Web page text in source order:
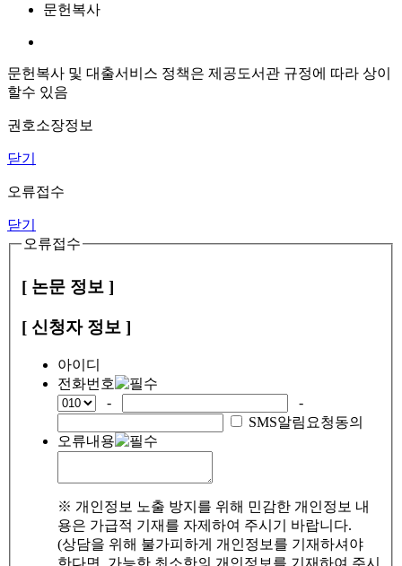
문헌복사
문헌복사 및 대출서비스 정책은 제공도서관 규정에 따라 상이
할수 있음
권호소장정보
닫기
오류접수
닫기
오류접수
[ 논문 정보 ]
[ 신청자 정보 ]
아이디
전화번호
-
-
SMS알림요청동의
오류내용
※ 개인정보 노출 방지를 위해 민감한 개인정보 내
용은 가급적 기재를 자제하여 주시기 바랍니다.
(상담을 위해 불가피하게 개인정보를 기재하셔야
한다면, 가능한 최소한의 개인정보를 기재하여 주시